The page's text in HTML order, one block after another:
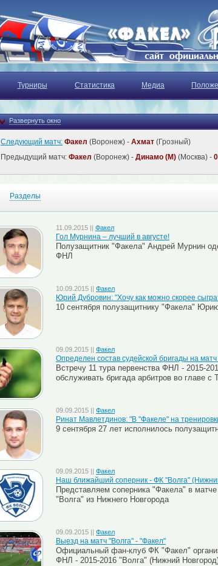
Турниры Статистика Медиа
Развернуть окно
Следующий матч: Факел (Воронеж) - Ахмат (Грозный)
Предыдущий матч: Факел (Воронеж) - Динамо (М) (Москва) -
Разделы
11.09.2015 || Факел
Гол Мурнина – лучший в августе!
Полузащитник "Факела" Андрей Мурнин
ФНЛ
10.09.2015 || Факел
Юрий Дубровин: "Хочу как можно скорее
10 сентября полузащитнику "Факела"
09.09.2015 || Факел
Определен состав судейской бригады на
Встречу 11 тура первенства ФНЛ - 2015-
обслуживать бригада арбитров во главе
09.09.2015 || Факел
Ринат Мавлетдинов: "В "Факеле" на
9 сентября 27 лет исполнилось
09.09.2015 || Факел
Наш ближайший соперник - ФК "Волга"
Представляем соперника "Факела" в
"Волга" из Нижнего Новгорода
09.09.2015 || Факел
Выезд на матч "Волга" - "Факел"
Официальный фан-клуб ФК "Факел"
ФНЛ - 2015-2016 "Волга" (Нижний